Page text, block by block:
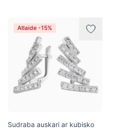
Atlaide -15%
Sudraba auskari ar kubisko